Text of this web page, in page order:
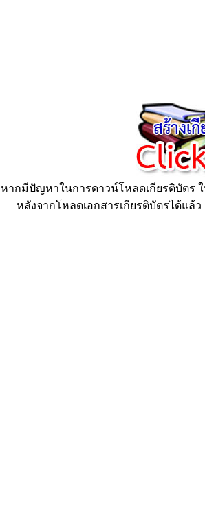
หากมีปัญหาในการดาวน์โหลดเกียรติบัตร
หลังจากโหลดเอกสารเกียรติบัตรได้แล้